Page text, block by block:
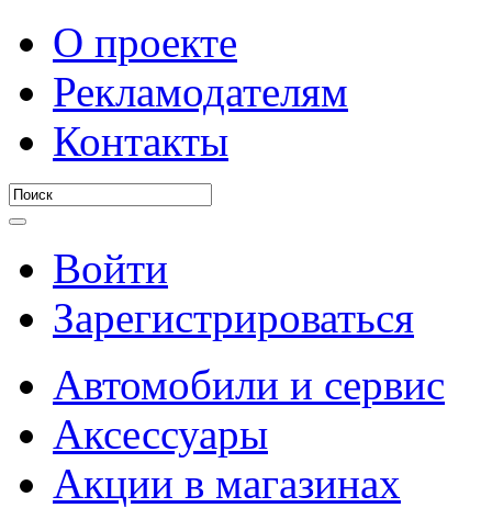
О проекте
Рекламодателям
Контакты
Войти
Зарегистрироваться
Автомобили и сервис
Аксессуары
Акции в магазинах